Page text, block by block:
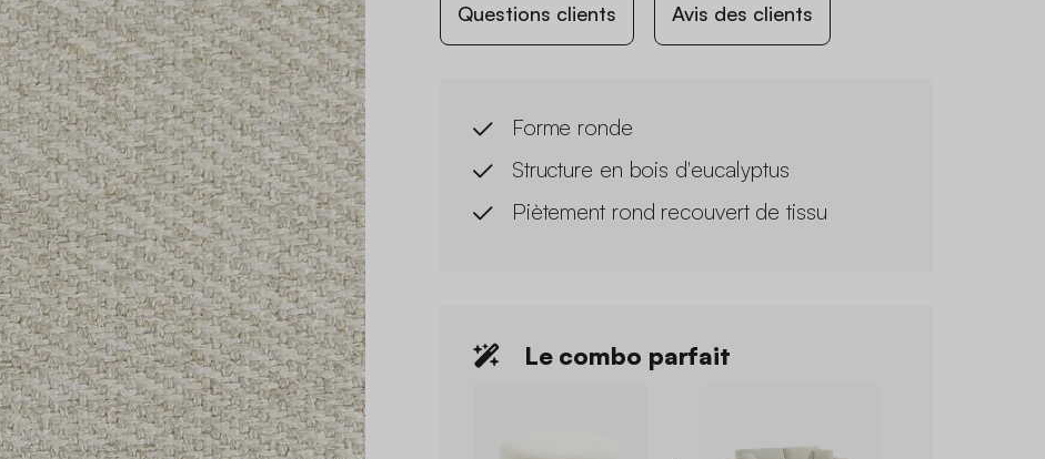
Questions clients Avis des clients
Forme ronde
Structure en bois d'eucalyptus
Piètement rond recouvert de tissu
Le combo parfait